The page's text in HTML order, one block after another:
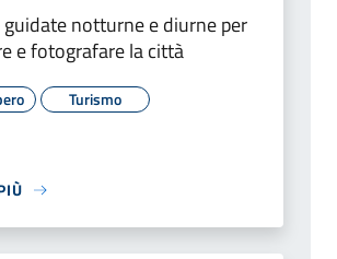
guidate notturne e diurne per
e fotografare la città
Turismo